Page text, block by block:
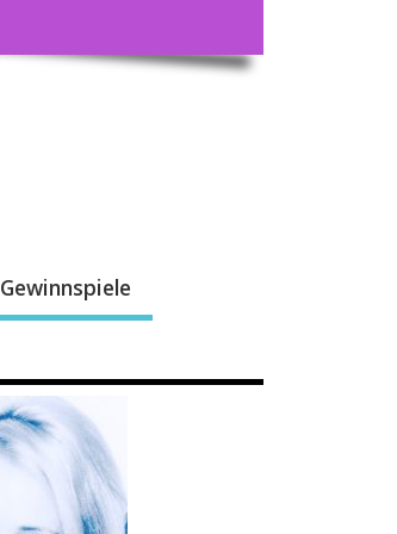
Gewinnspiele